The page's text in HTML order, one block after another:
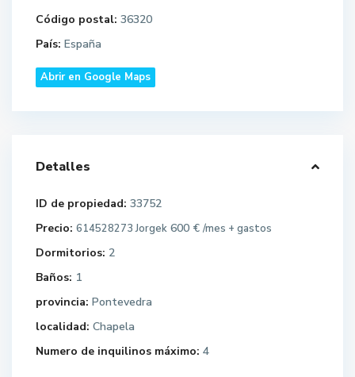
Código postal: 36320
País: España
Abrir en Google Maps
Detalles
ID de propiedad: 33752
Precio: 614528273 Jorgek 600 € /mes + gastos
Dormitorios: 2
Baños: 1
provincia: Pontevedra
localidad: Chapela
Numero de inquilinos máximo: 4